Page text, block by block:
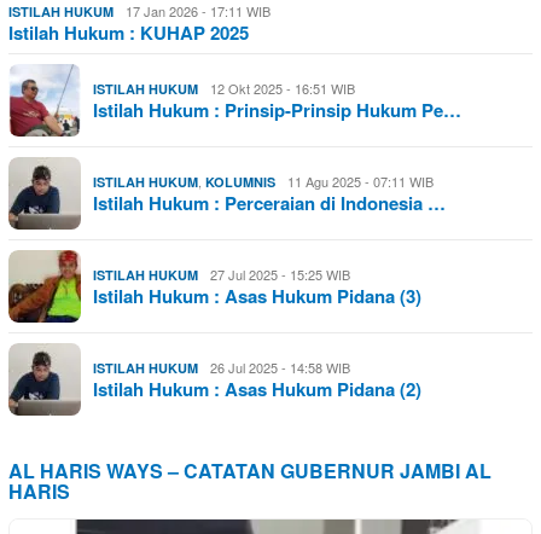
ISTILAH HUKUM 17 Jan 2026 - 17:11 WIB
Istilah Hukum : KUHAP 2025
ISTILAH HUKUM 12 Okt 2025 - 16:51 WIB
Istilah Hukum : Prinsip-Prinsip Hukum Pe…
ISTILAH HUKUM, KOLUMNIS 11 Agu 2025 - 07:11 WIB
Istilah Hukum : Perceraian di Indonesia …
ISTILAH HUKUM 27 Jul 2025 - 15:25 WIB
Istilah Hukum : Asas Hukum Pidana (3)
ISTILAH HUKUM 26 Jul 2025 - 14:58 WIB
Istilah Hukum : Asas Hukum Pidana (2)
AL HARIS WAYS – CATATAN GUBERNUR JAMBI AL
HARIS